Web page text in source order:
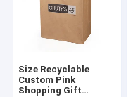
Size Recyclable
Custom Pink
Shopping Gift